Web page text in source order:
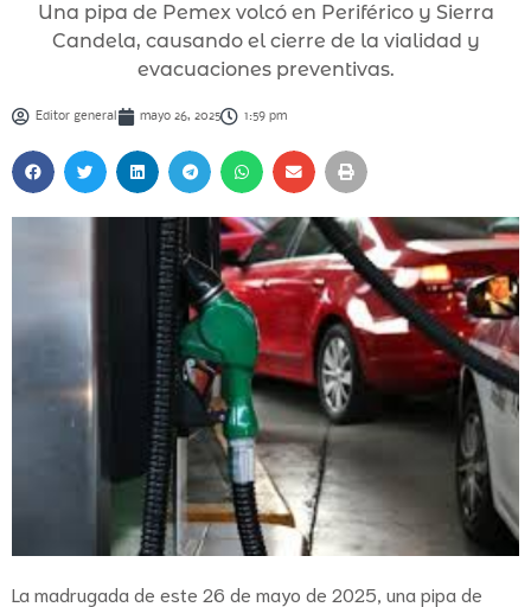
Una pipa de Pemex volcó en Periférico y Sierra
Candela, causando el cierre de la vialidad y
evacuaciones preventivas.
Editor general mayo 26, 2025 1:59 pm
La madrugada de este 26 de mayo de 2025, una pipa de